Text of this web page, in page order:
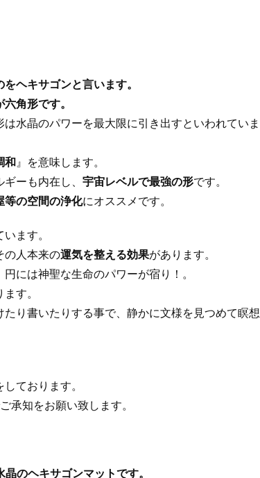
ヘキサゴンと言います。
角形です。
水晶のパワーを最大限に引き出すといわれていま
和』を意味します。
ーも内在し、 宇宙レベルで最強の形です。
等の空間の浄化にオススメです。
ます。
の人本来の運気を整える効果があります。
円には神聖な生命のパワーが宿り！。
す。
り書いたりする事で、静かに文様を見つめて瞑想
ております。
承知をお願い致します。
晶のヘキサゴンマットです。